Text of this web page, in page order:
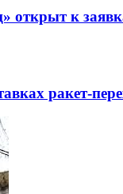
открыт к
ракет-